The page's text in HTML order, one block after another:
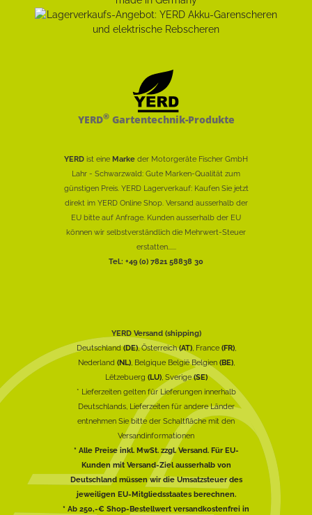
YERD®Gartentechnik-Produkte
YERD ist eine Marke der Motorgeräte Fischer GmbH
Lahr - Schwarzwald: Gute Marken-Qualität zum
günstigen Preis. YERD Lagerverkauf: Kaufen Sie jetzt
direkt im YERD Online Shop. Versand ausserhalb der
EU bitte auf Anfrage. Kunden ausserhalb der EU
können wir selbstverständlich die Mehrwert-Steuer
erstatten......
Tel.: +49 (0) 7821 58838 30
YERD Versand (shipping)
Deutschland(DE), Österreich(AT), France (FR),
Nederland (NL), Belgique België Belgien (BE),
Lëtzebuerg (LU), Sverige(SE)
* Lieferzeiten gelten für Lieferungen innerhalb
Deutschlands, Lieferzeiten für andere Länder
entnehmen Sie bitte der Schaltfläche mit den
Versandinformationen
* Alle Preise inkl. MwSt. zzgl. Versand. Für EU-
Kunden mit Versand-Ziel ausserhalb von
Deutschland müssen wir die Umsatzsteuer des
jeweiligen EU-Mitgliedsstaates berechnen.
* Ab 250,-€ Shop-Bestellwert versandkostenfrei in